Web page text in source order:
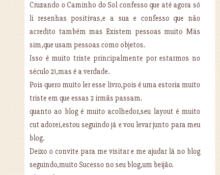
Cruzando o Caminho do Sol confesso que até agora só
li resenhas positivas,e a sua e confesso que não
acredito também mas Existem pessoas muito Más
sim,que usam pessoas como objetos.
Isso é muito triste principalmente por estarmos no
século 21,mas é a verdade.
Pois quero muito ler esse livro,pois é uma estoria muito
triste em que essas 2 irmãs passam.
quanto ao blog é muito acolhedor,seu layout é muito
cut adorei,estou seguindo já e vou levar junto para meu
blog.
Deixo o convite para me visitar e me ajudar lá no blog
seguindo,muito Sucesso no seu blog,um beijão.